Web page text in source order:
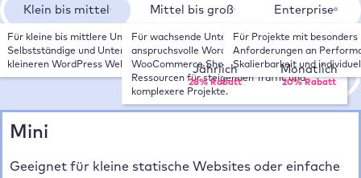
Klein bis mittel
Für kleine bis mittlere Unternehmen,
Selbstständige und Unternehmen mit
kleineren WordPress Websites.
Mittel bis groß
Für wachsende Unternehmen,
anspruchsvolle WordPress Websites und
WooCommerce Shops. Mehr Leistung und
Ressourcen für steigenden Traffic und
komplexere Projekte.
Enterprise
Für Projekte mit besonders
Anforderungen an
Skalierbarkeit und
Wähle deinen Zahlungsrhythmus:
Jährlich
28% Rabatt
Monatlich
20% Rabatt
Mini
Geeignet für kleine statische Websites oder einfache